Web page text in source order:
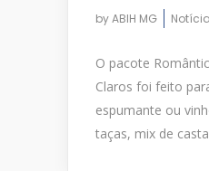
byABIH MG
O pacote
Claros foi feito
espumante ou
taças, mix de